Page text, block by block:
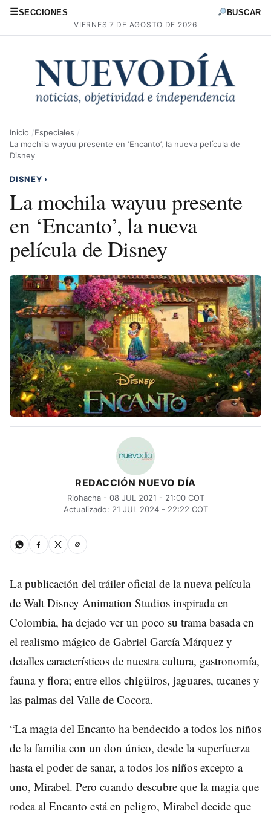
☰SECCIONES
VIERNES 7 DE AGOSTO DE 2026
BUSCAR
Inicio
Especiales
La mochila wayuu presente en ‘Encanto’, la nueva película de
Disney
DISNEY ›
La mochila wayuu presente
en ‘Encanto’, la nueva
película de Disney
REDACCIÓN NUEVO DÍA
Riohacha - 08 JUL 2021 - 21:00 COT
Actualizado: 21 JUL 2024 - 22:22 COT
La publicación del tráiler oficial de la nueva película
de Walt Disney Animation Studios inspirada en
Colombia, ha dejado ver un poco su trama basada en
el realismo mágico de Gabriel García Márquez y
detalles característicos de nuestra cultura, gastronomía,
fauna y flora; entre ellos chigüiros, jaguares, tucanes y
las palmas del Valle de Cocora.
“La magia del Encanto ha bendecido a todos los niños
de la familia con un don único, desde la superfuerza
hasta el poder de sanar, a todos los niños excepto a
uno, Mirabel. Pero cuando descubre que la magia que
rodea al Encanto está en peligro, Mirabel decide que